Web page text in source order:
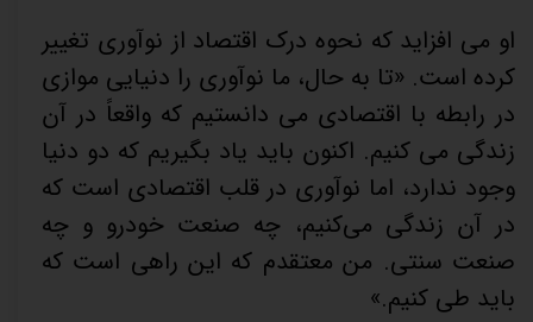
او می افزاید که نحوه درک اقتصاد از نوآوری تغییر
کرده است. «تا به حال، ما نوآوری را دنیایی موازی
در رابطه با اقتصادی می دانستیم که واقعاً در آن
زندگی می کنیم. اکنون باید یاد بگیریم که دو دنیا
وجود ندارد، اما نوآوری در قلب اقتصادی است که
در آن زندگی می‌کنیم، چه صنعت خودرو و چه
صنعت سنتی. من معتقدم که این راهی است که
باید طی کنیم.»